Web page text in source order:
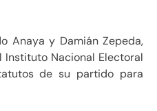
Anaya y Damián Zepeda,
Nacional Electoral
de su partido para